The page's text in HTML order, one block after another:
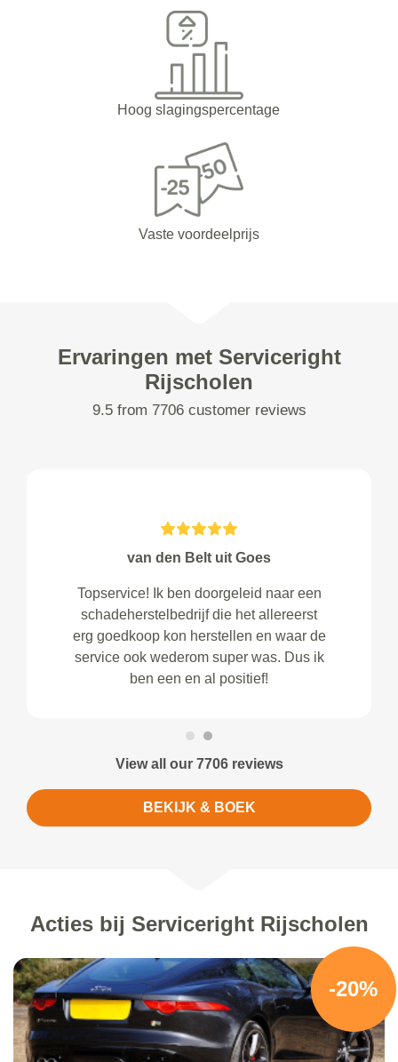
Hoog slagingspercentage
Vaste voordeelprijs
Ervaringen met Serviceright
Rijscholen
9.5 from 7706 customer reviews
van den Belt uit Goes
Topservice! Ik ben doorgeleid naar een
schadeherstelbedrijf die het allereerst
erg goedkoop kon herstellen en waar de
service ook wederom super was. Dus ik
ben een en al positief!
View all our 7706 reviews
BEKIJK & BOEK
Acties bij Serviceright Rijscholen
-20%